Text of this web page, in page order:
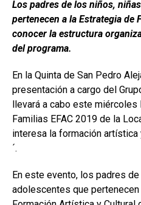
Los padres de los niños,
pertenecen a la Estrategia de
conocer la estructura
del programa.
En la Quinta de San Pedro
presentación a cargo del
llevará a cabo este miércoles
Familias EFAC 2019 de la
interesa la formación
´.
En este evento, los padres
adolescentes que